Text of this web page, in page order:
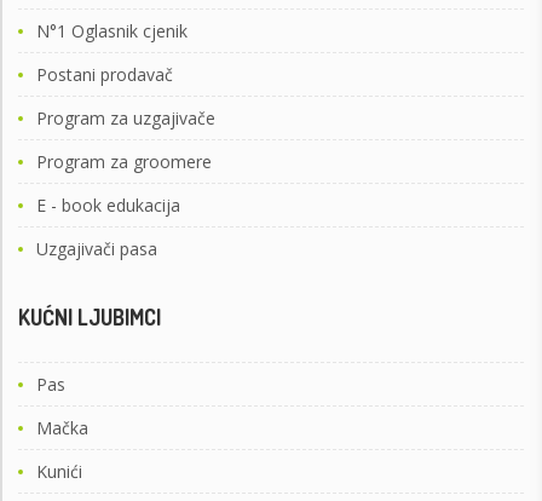
N°1 Oglasnik cjenik
Postani prodavač
Program za uzgajivače
Program za groomere
E - book edukacija
Uzgajivači pasa
KUĆNI LJUBIMCI
Pas
Mačka
Kunići